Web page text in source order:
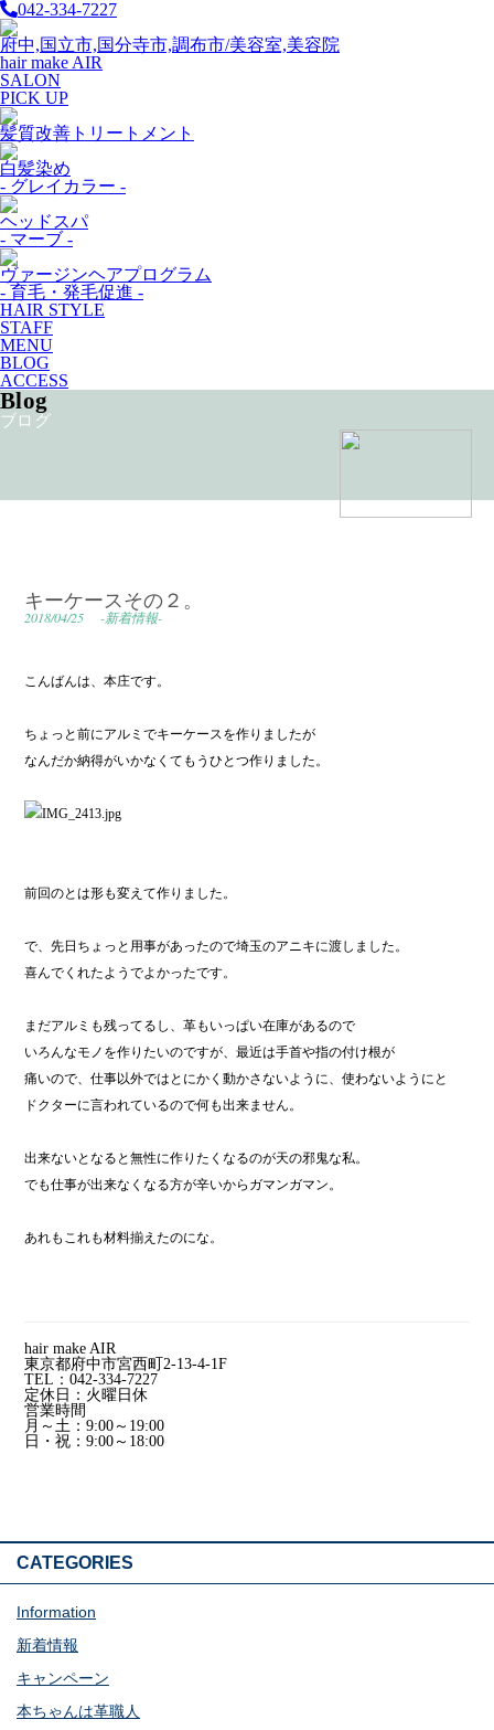
042-334-7227
府中,国立市,国分寺市,調布市/美容室,美容院
hair make AIR
SALON
PICK UP
髪質改善トリートメント
白髪染め
- グレイカラー -
ヘッドスパ
- マーブ -
ヴァージンヘアプログラム
- 育毛・発毛促進 -
HAIR STYLE
STAFF
MENU
BLOG
ACCESS
Blog
ブログ
キーケースその２。
2018/04/25 -新着情報-
こんばんは、本庄です。
ちょっと前にアルミでキーケースを作りましたが
なんだか納得がいかなくてもうひとつ作りました。
前回のとは形も変えて作りました。
で、先日ちょっと用事があったので埼玉のアニキに渡しました。
喜んでくれたようでよかったです。
まだアルミも残ってるし、革もいっぱい在庫があるので
いろんなモノを作りたいのですが、最近は手首や指の付け根が
痛いので、仕事以外ではとにかく動かさないように、使わないようにと
ドクターに言われているので何も出来ません。
出来ないとなると無性に作りたくなるのが天の邪鬼な私。
でも仕事が出来なくなる方が辛いからガマンガマン。
あれもこれも材料揃えたのにな。
hair make AIR
東京都府中市宮西町2-13-4-1F
TEL：042-334-7227
定休日：火曜日休
営業時間
月～土：9:00～19:00
日・祝：9:00～18:00
CATEGORIES
Information
新着情報
キャンペーン
本ちゃんは革職人